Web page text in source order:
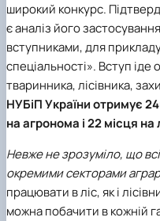
широкий конкурс.
є аналіз його
вступниками, для
спеціальності». Вступ іде
тваринника, лісівника,
НУБіП Україниотримує
на агронома і 22 місця на
Невже не зрозуміло, що
окремими секторами
працювати в ліс, як і
можна побачити в кожній